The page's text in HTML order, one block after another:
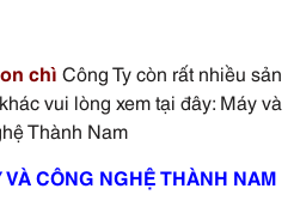
chì Công Ty còn rất nhiều sản
vui lòng xem tại đây: Máy và
Thành Nam
CÔNG NGHỆ THÀNH NAM